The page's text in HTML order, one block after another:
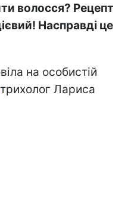
волосся? Рецепт
Насправді це
на особистій
трихолог Лариса